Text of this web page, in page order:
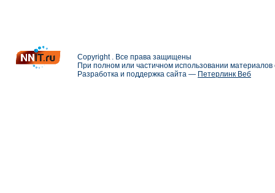
Copyright . Все права защищены
При полном или частичном использовании
Разработка и поддержка сайта — Петерлинк Веб